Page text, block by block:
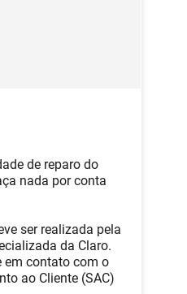
de reparo do
nada por conta
ser realizada pela
da Claro.
em contato com o
ao Cliente (SAC)